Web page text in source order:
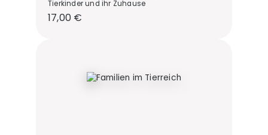
Tierkinder und ihr Zuhause
Regulärer Preis:
17,00 €